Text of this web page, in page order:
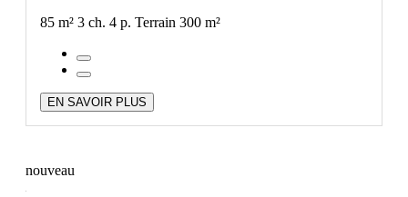
85 m² 3 ch. 4 p. Terrain 300 m²
EN SAVOIR PLUS
nouveau